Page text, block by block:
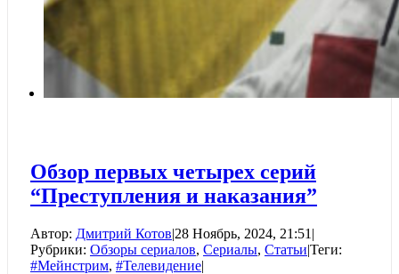
Обзор первых четырех серий
“Преступления и наказания”
Автор: Дмитрий Котов|28 Ноябрь, 2024, 21:51 |
Рубрики: Обзоры сериалов, Сериалы, Статьи|Теги:
#Мейнстрим, #Телевидение|